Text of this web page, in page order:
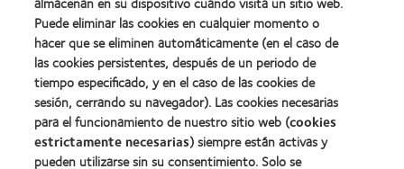
100
(ML
100)
(2012)
(2012)
more
about
Premio
de
la
Industria
de
la
BCLA
Puede eliminar las cookies en cualquier momento o
hacer que se eliminen automáticamente (en el caso de
las cookies persistentes, después de un periodo de
tiempo especificado, y en el caso de las cookies de
sesión, cerrando su navegador). Las cookies necesarias
para el funcionamiento de nuestro sitio web (cookies
estrictamente necesarias) siempre están activas y
pueden utilizarse sin su consentimiento. Solo se